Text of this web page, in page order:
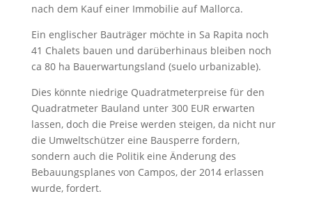
nach dem Kauf einer Immobilie auf Mallorca.
Ein englischer Bauträger möchte in Sa Rapita noch
41 Chalets bauen und darüberhinaus bleiben noch
ca 80 ha Bauerwartungsland (suelo urbanizable).
Dies könnte niedrige Quadratmeterpreise für den
Quadratmeter Bauland unter 300 EUR erwarten
lassen, doch die Preise werden steigen, da nicht nur
die Umweltschützer eine Bausperre fordern,
sondern auch die Politik eine Änderung des
Bebauungsplanes von Campos, der 2014 erlassen
wurde, fordert.